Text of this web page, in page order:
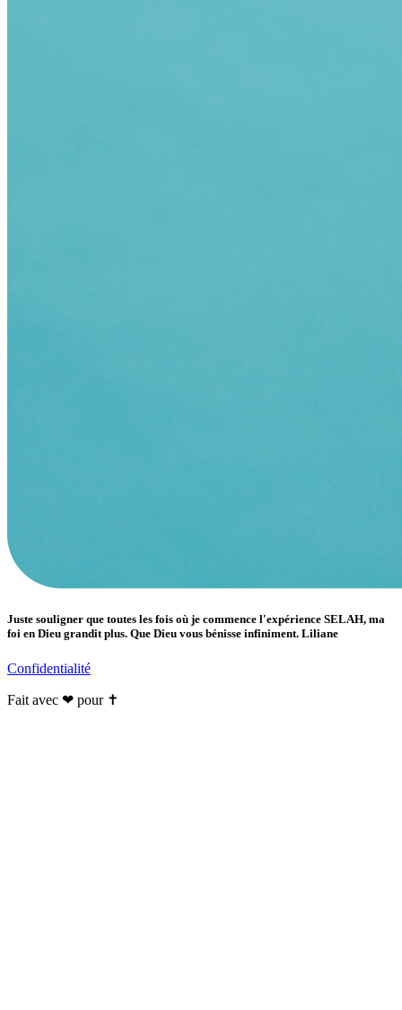
Juste souligner que toutes les fois où je commence l'expérience SELAH, ma
foi en Dieu grandit plus. Que Dieu vous bénisse infiniment. Liliane
Confidentialité
Fait avec ❤ pour ✝️️